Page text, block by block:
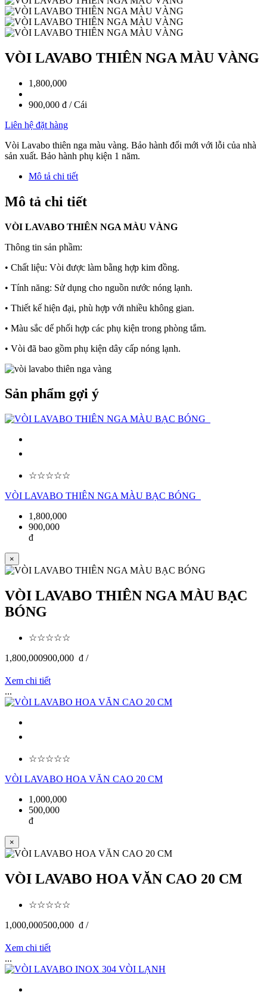
VÒI LAVABO THIÊN NGA MÀU VÀNG
1,800,000
900,000 đ / Cái
Liên hệ đặt hàng
Vòi Lavabo thiên nga màu vàng. Bảo hành đổi mới với lỗi của nhà
sản xuất. Bảo hành phụ kiện 1 năm.
Mô tả chi tiết
Mô tả chi tiết
VÒI LAVABO THIÊN NGA MÀU VÀNG
Thông tin sản phầm:
• Chất liệu: Vòi được làm bằng hợp kim đồng.
• Tính năng: Sử dụng cho nguồn nước nóng lạnh.
• Thiết kế hiện đại, phù hợp với nhiều không gian.
• Màu sắc dể phối hợp các phụ kiện trong phòng tắm.
• Vòi đã bao gồm phụ kiện dây cấp nóng lạnh.
Sản phẩm gợi ý
☆☆☆☆☆
VÒI LAVABO THIÊN NGA MÀU BẠC BÓNG
1,800,000
900,000
đ
×
VÒI LAVABO THIÊN NGA MÀU BẠC
BÓNG
☆☆☆☆☆
1,800,000900,000 đ /
Xem chi tiết
...
☆☆☆☆☆
VÒI LAVABO HOA VĂN CAO 20 CM
1,000,000
500,000
đ
×
VÒI LAVABO HOA VĂN CAO 20 CM
☆☆☆☆☆
1,000,000500,000 đ /
Xem chi tiết
...